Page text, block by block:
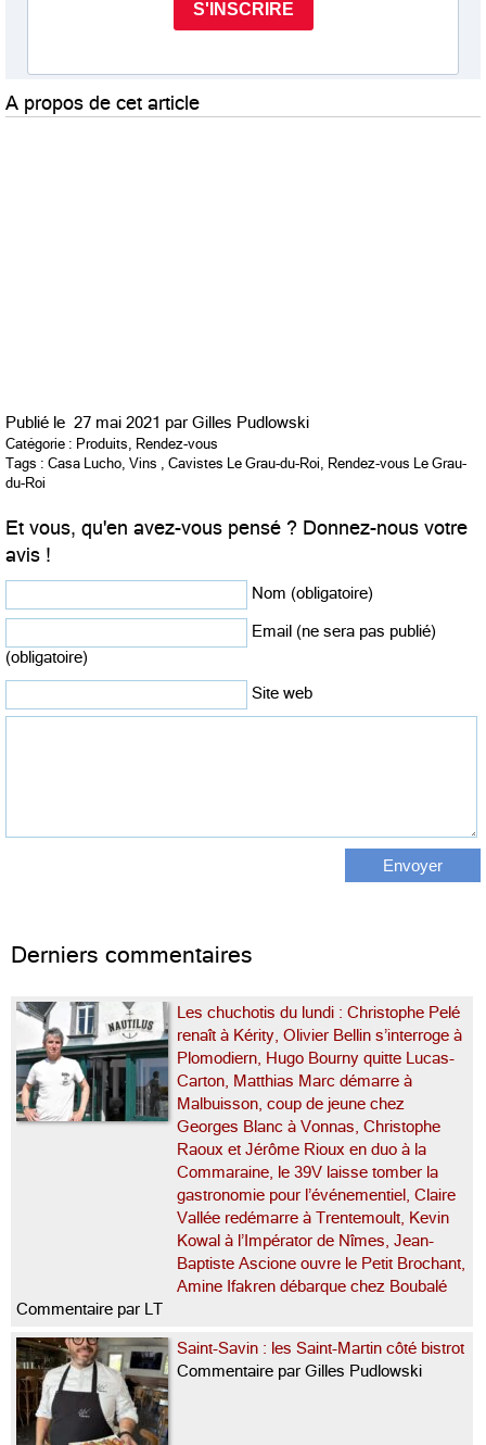
A propos de cet article
Publié le 27 mai 2021 par Gilles Pudlowski
Catégorie : Produits, Rendez-vous
Tags : Casa Lucho, Vins , Cavistes Le Grau-du-Roi, Rendez-vous Le Grau-
du-Roi
Et vous, qu'en avez-vous pensé ? Donnez-nous votre
avis !
Nom (obligatoire)
Email (ne sera pas publié)
(obligatoire)
Site web
Derniers commentaires
Les chuchotis du lundi : Christophe Pelé
renaît à Kérity, Olivier Bellin s’interroge à
Plomodiern, Hugo Bourny quitte Lucas-
Carton, Matthias Marc démarre à
Malbuisson, coup de jeune chez
Georges Blanc à Vonnas, Christophe
Raoux et Jérôme Rioux en duo à la
Commaraine, le 39V laisse tomber la
gastronomie pour l’événementiel, Claire
Vallée redémarre à Trentemoult, Kevin
Kowal à l’Impérator de Nîmes, Jean-
Baptiste Ascione ouvre le Petit Brochant,
Amine Ifakren débarque chez Boubalé
Commentaire par LT
Saint-Savin : les Saint-Martin côté bistrot
Commentaire par Gilles Pudlowski